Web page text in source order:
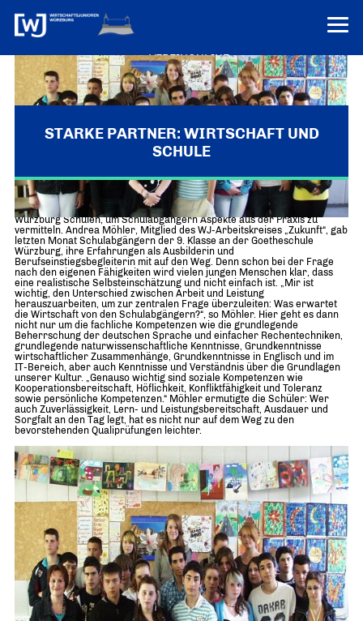
VEREINONLINE
AKTUELLES
ÜBER UNS
WER WIR SIND & DER VORSITZ
Über uns
Forum „Junge Wirtschaft“ – Mitgliedermagazin
Mitglieder
UNSER NETZWERK
Mitglieder
Senatoren
TERMINE
PRESSEMELDUNGEN
PROJEKTE
INFORMATIONEN
Ziele
Imagefilm
Merchandising-Klamotten
STARKE PARTNER: WIRTSCHAFT UND
SCHULE
Seit vielen Jahren schon besuchen die Wirtschaftsjunioren (WJ)
Würzburg Schulen, um Schulabgängern Aspekte aus der Praxis zu
vermitteln. Andrea Möhler, Mitglied des WJ-Arbeitskreises „Zukunft“, gab
letzten Monat Schulabgängern der 9. Klasse an der Goetheschule
Würzburg, ihre Erfahrungen als Ausbilderin und
Berufseinstiegsbegleiterin mit auf den Weg. Denn schon bei der Frage
nach den eigenen Fähigkeiten wird vielen jungen Menschen klar, dass
eine realistische Selbsteinschätzung und nicht einfach ist. „Mir ist
wichtig, den Unterschied zwischen Arbeit und Leistung
herauszuarbeiten, um zur zentralen Frage überzuleiten: Was erwartet
die Wirtschaft von den Schulabgängern?“, so Möhler. Hier geht es dann
nicht nur um die fachliche Kompetenzen wie die grundlegende
Beherrschung der deutschen Sprache und einfacher Rechentechniken,
grundlegende naturwissenschaftliche Kenntnisse, Grundkenntnisse
wirtschaftlicher Zusammenhänge, Grundkenntnisse in Englisch und im
IT-Bereich, aber auch Kenntnisse und Verständnis über die Grundlagen
unserer Kultur. „Genauso wichtig sind soziale Kompetenzen wie
Kooperationsbereitschaft, Höflichkeit, Konfliktfähigkeit und Toleranz
sowie persönliche Kompetenzen.“ Möhler ermutigte die Schüler: Wer
auch Zuverlässigkeit, Lern- und Leistungsbereitschaft, Ausdauer und
Sorgfalt an den Tag legt, hat es nicht nur auf dem Weg zu den
bevorstehenden Qualiprüfungen leichter.